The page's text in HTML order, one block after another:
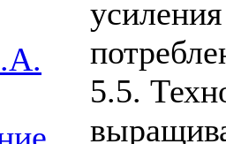
5.5.